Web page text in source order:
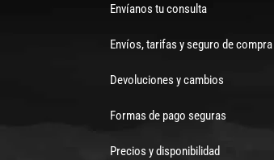
Envíanos tu consulta
Envíos, tarifas y seguro de compra
Devoluciones y cambios
Formas de pago seguras
Precios y disponibilidad